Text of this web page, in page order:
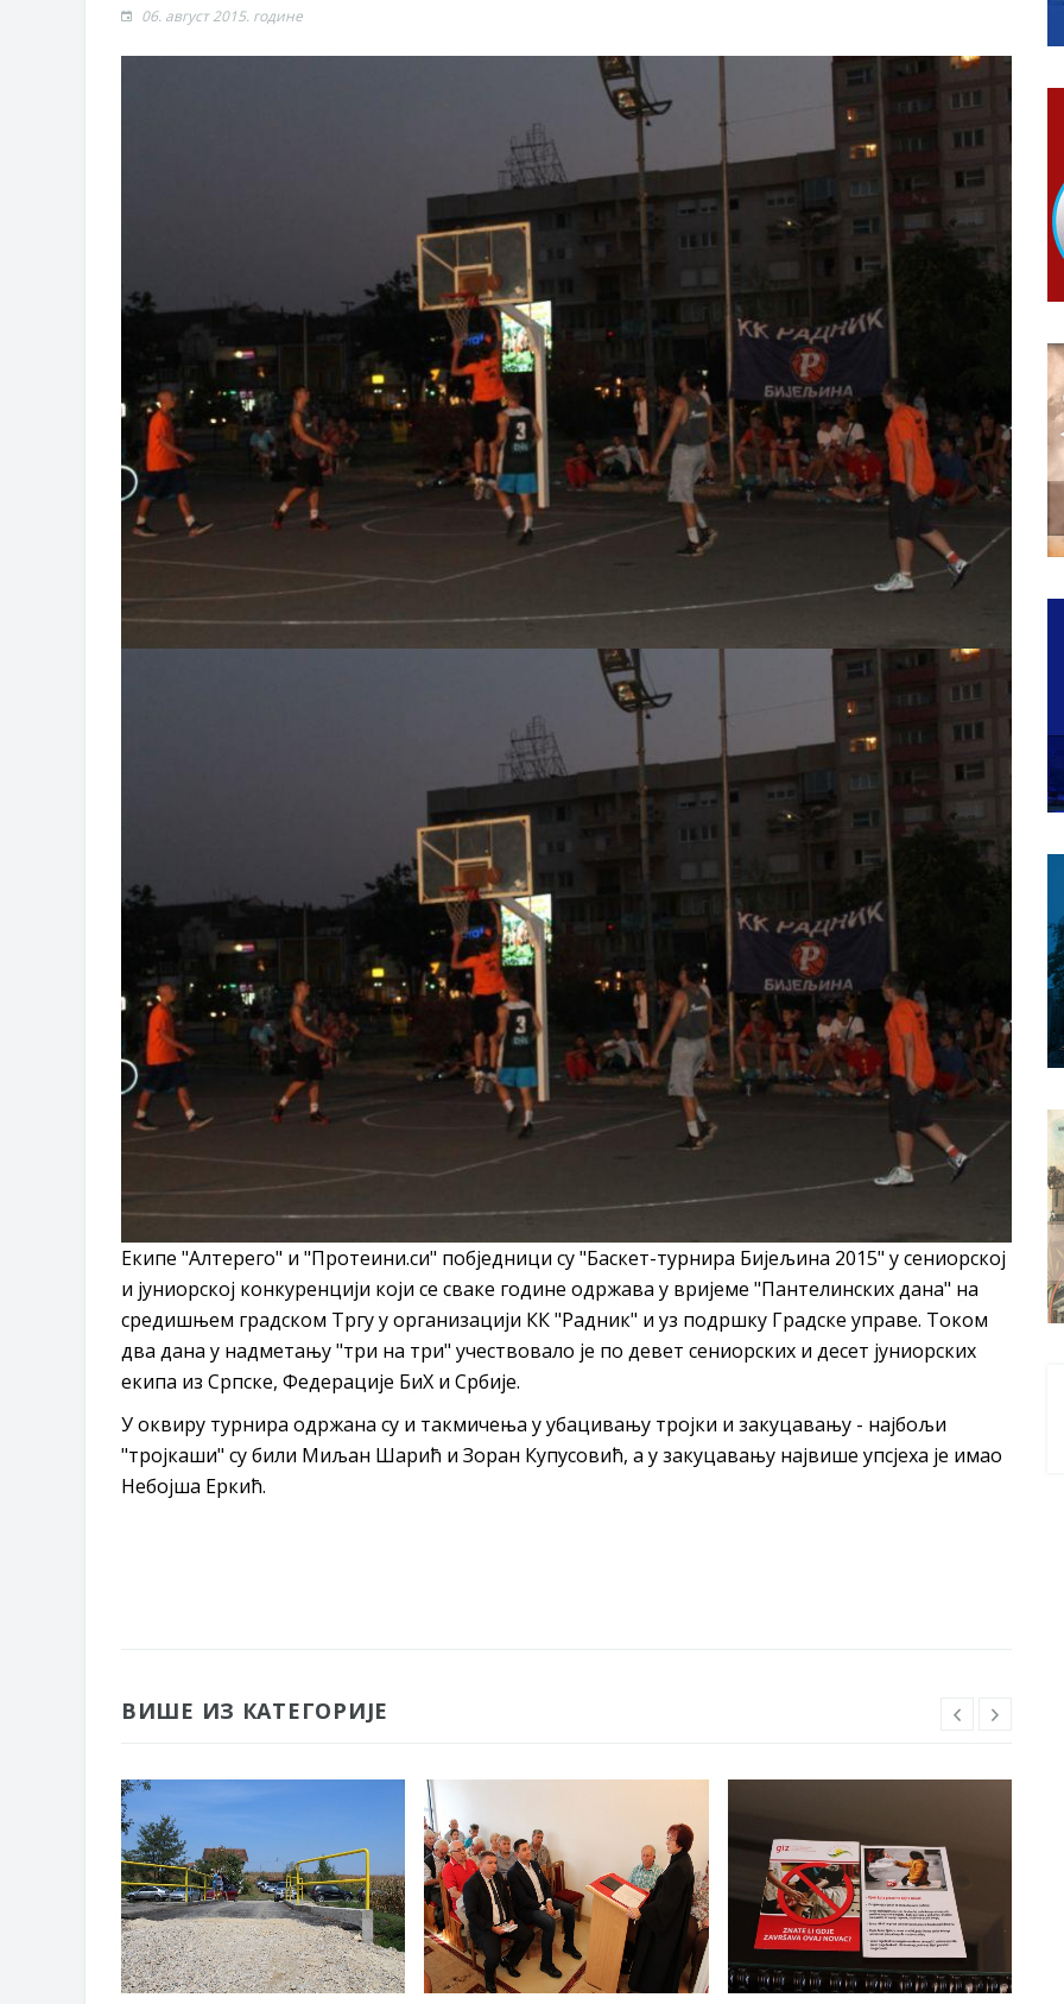
Захтјев за издавање ПОНОСНЕ КАРТИЦЕ
Обавјештење за предузетника - Вера Ујић
06. август 2015. године
Eкипe "Алтерего" и "Протеини.си" побједници су "Баскет-турнира Бијељина 2015" у сениорској
и јуниорској конкуренцији који се сваке године одржава у вријеме "Пантелинских дана" на
средишњем градском Тргу у организацији КК "Радник" и уз подршку Градске управе. Током
два дана у надметању "три на три" учествовало је по девет сениорских и десет јуниорских
екипа из Српске, Федерације БиХ и Србије.
У оквиру турнира одржана су и такмичења у убацивању тројки и закуцавању - најбољи
"тројкаши" су били Миљан Шарић и Зоран Купусовић, а у закуцавању највише упсјеха је имао
Небојша Еркић.
ВИШЕ ИЗ КАТЕГОРИЈЕ